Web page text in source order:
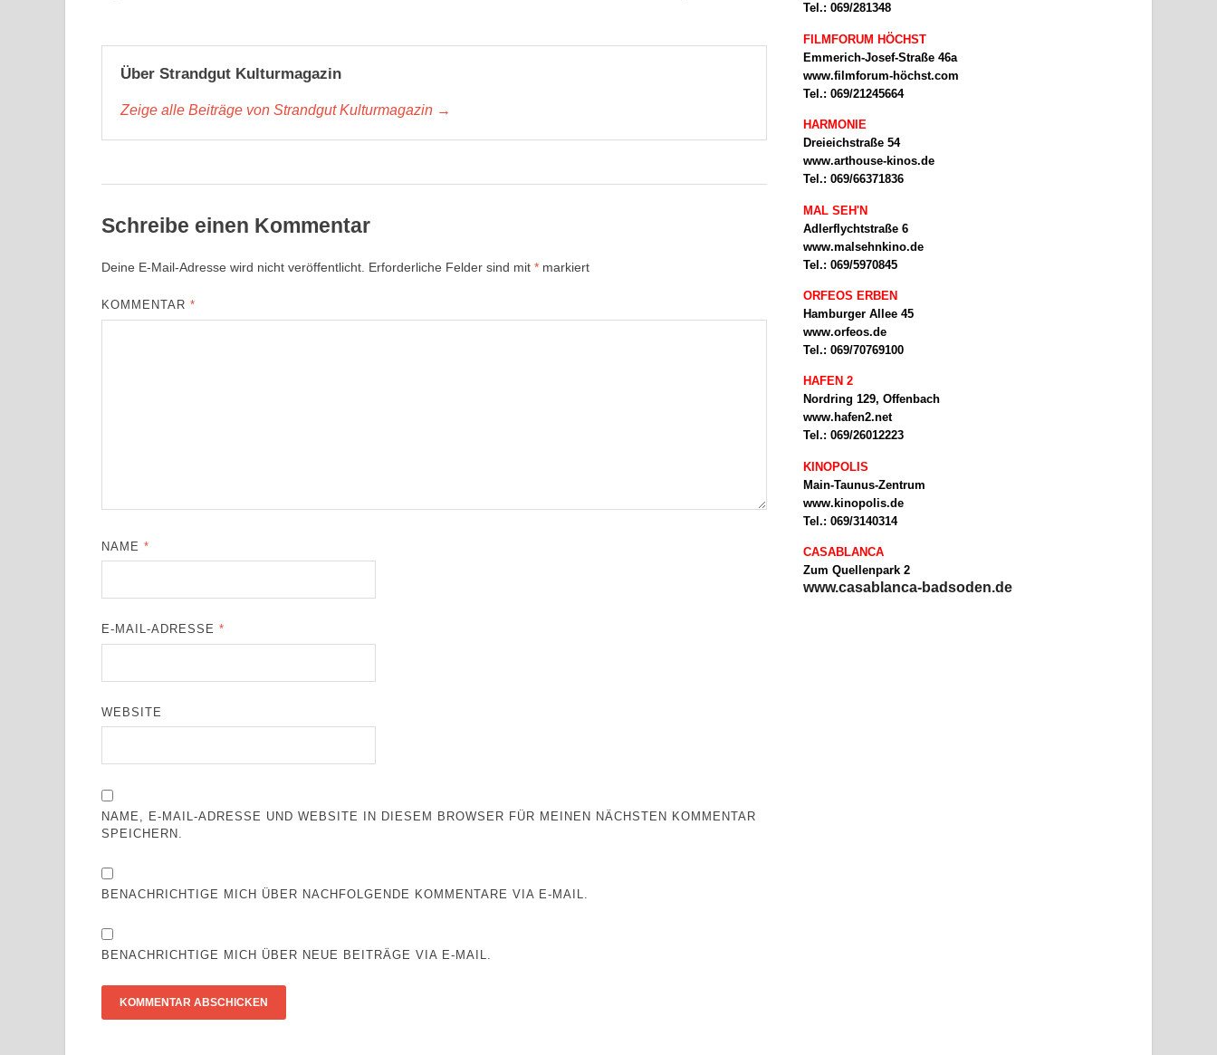
Über Strandgut Kulturmagazin
Zeige alle Beiträge von Strandgut Kulturmagazin →
Schreibe einen Kommentar
Deine E-Mail-Adresse wird nicht veröffentlicht. Erforderliche Felder sind mit * markiert
KOMMENTAR*
NAME*
E-MAIL-ADRESSE*
WEBSITE
NAME, E-MAIL-ADRESSE UND WEBSITE IN DIESEM BROWSER FÜR MEINEN NÄCHSTEN KOMMENTAR
SPEICHERN.
BENACHRICHTIGE MICH ÜBER NACHFOLGENDE KOMMENTARE VIA E-MAIL.
BENACHRICHTIGE MICH ÜBER NEUE BEITRÄGE VIA E-MAIL.
Tel.: 069/281348
FILMFORUM HÖCHST
Emmerich-Josef-Straße 46a
www.filmforum-höchst.com
Tel.: 069/21245664
HARMONIE
Dreieichstraße 54
www.arthouse-kinos.de
Tel.: 069/66371836
MAL SEH'N
Adlerflychtstraße 6
www.malsehnkino.de
Tel.: 069/5970845
ORFEOS ERBEN
Hamburger Allee 45
www.orfeos.de
Tel.: 069/70769100
HAFEN 2
Nordring 129, Offenbach
www.hafen2.net
Tel.: 069/26012223
KINOPOLIS
Main-Taunus-Zentrum
www.kinopolis.de
Tel.: 069/3140314
CASABLANCA
Zum Quellenpark 2
www.casablanca-badsoden.de